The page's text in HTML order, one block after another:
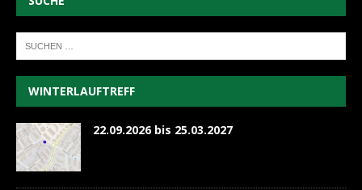
WINTERLAUFTREFF
22.09.2026 bis 25.03.2027